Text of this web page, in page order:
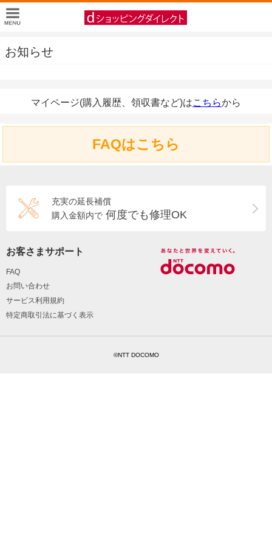
お知らせ
マイページ(購入履歴、領収書など)はこちらから
FAQはこちら
充実の延長補償
購入金額内で 何度でも修理OK
お客さまサポート
FAQ
お問い合わせ
サービス利用規約
特定商取引法に基づく表示
©NTT DOCOMO